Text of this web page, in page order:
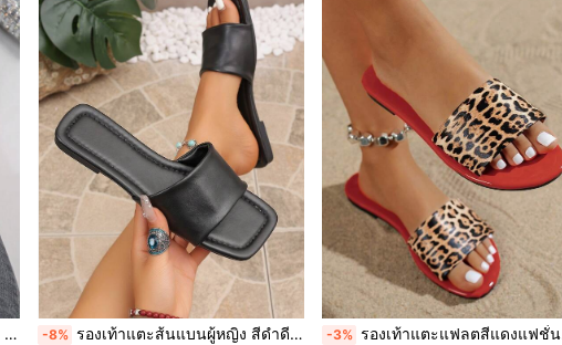
-8% รองเท้าแตะส้นแบนผู้หญิง สีดำดีไซน์บล็อกสี หัวเหลี่ยม แฟชั่นฤดูใบไม้ผลิ/ฤดูร้อน หนังนุ่ม ส้นแบน แบบสวม สีพื้น ใหม่ สำหรับชายหาดและใส่ในบ้าน -3% รองเท้าแตะแฟลตสีแดงแฟชั่นลำลองใส่สบายแบบสวมลายเสือดาวสำหรับผู้หญิง, รองเท้าแตะน้ำหนักเบา, รองเท้าแฟลตฤดูร้อนสำหรับผู้หญิง